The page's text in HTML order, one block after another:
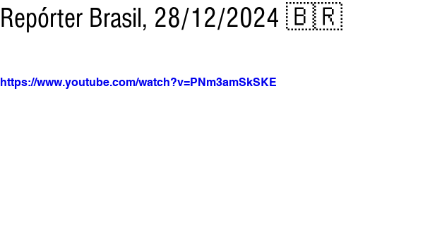
Repórter Brasil, 28/12/2024 🇧🇷
https://www.youtube.com/watch?v=PNm3amSkSKE